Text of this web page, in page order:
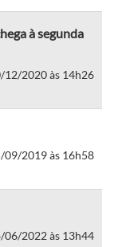
à segunda
12/2020 às 14h26
09/2019 às 16h58
06/2022 às 13h44